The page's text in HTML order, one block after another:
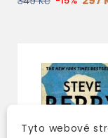
Tyto webové